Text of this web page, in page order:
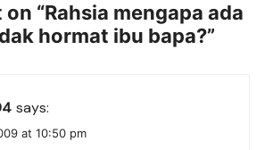
“Rahsia mengapa ada
hormat ibu bapa?”
says:
at 10:50 pm